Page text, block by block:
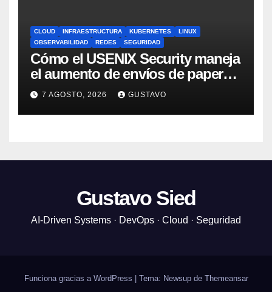
CLOUD INFRAESTRUCTURA KUBERNETES
LINUX
OBSERVABILIDAD
REDES SEGURIDAD
Cómo el USENIX Security maneja
el aumento de envíos de papers
en la era IA
7 AGOSTO, 2026 GUSTAVO
Gustavo Sied
AI-Driven Systems · DevOps · Cloud · Seguridad
Funciona gracias a WordPress Tema: Newsup de Themeansar